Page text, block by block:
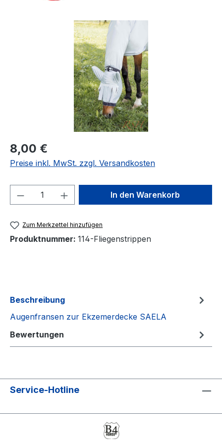
Regulärer Preis:
8,00 €
Preise inkl. MwSt. zzgl. Versandkosten
Produkt Anzahl: Gib denIn den Warenkorb
Zum Merkzettel hinzufügen
Produktnummer: 114-Fliegenstrippen
Beschreibung
Augenfransen zur Ekzemerdecke SAELA
Bewertungen
Service-Hotline